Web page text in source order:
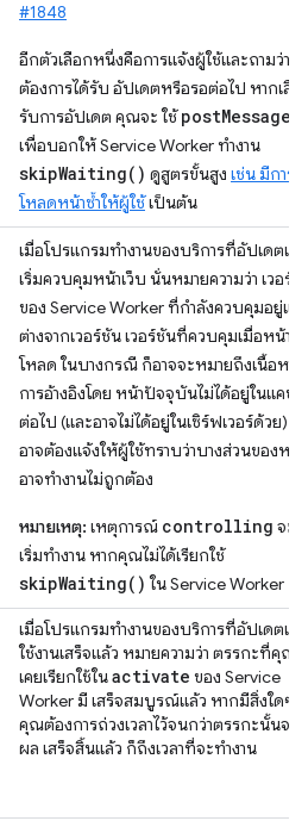
#1848
อีกตัวเลือกหนึ่งคือการแจ้งผู้ใช้และถามว่า
ต้องการได้รับ อัปเดตหรือรอต่อไป หากเลือ
รับการอัปเดต คุณจะ ใช้
เพื่อบอกให้ Service Worker ทำงาน
skipWaiting() ดูสูตรขั้นสูง เช่น มีการ
โหลดหน้าซ้ำให้ผู้ใช้เป็นต้น
เมื่อโปรแกรมทำงานของบริการที่อัปเดตแล้
เริ่มควบคุมหน้าเว็บ นั่นหมายความว่า เวอร์ชั
ของ Service Worker ที่กำลังควบคุมอยู่แต
ต่างจากเวอร์ชัน เวอร์ชันที่ควบคุมเมื่อหน้าเ
โหลด ในบางกรณี ก็อาจจะหมายถึงเนื้อหา
การอ้างอิงโดย หน้าปัจจุบันไม่ได้อยู่ในแคช
ต่อไป (และอาจไม่ได้อยู่ในเซิร์ฟเวอร์ด้วย)
อาจต้องแจ้งให้ผู้ใช้ทราบว่าบางส่วนของหน้า
อาจทำงานไม่ถูกต้อง
หมายเหตุ: เหตุการณ์ controlling จะไ
เริ่มทำงาน หากคุณไม่ได้เรียกใช้
skipWaiting() ใน Service Worker
เมื่อโปรแกรมทำงานของบริการที่อัปเดตเปิ
ใช้งานเสร็จแล้ว หมายความว่า ตรรกะที่คุณ
เคยเรียกใช้ในactivate ของ Service
Worker มี เสร็จสมบูรณ์แล้ว หากมีสิ่งใดๆ ที่
คุณต้องการถ่วงเวลาไว้จนกว่าตรรกะนั้นจะมี
ผล เสร็จสิ้นแล้ว ก็ถึงเวลาที่จะทำงาน